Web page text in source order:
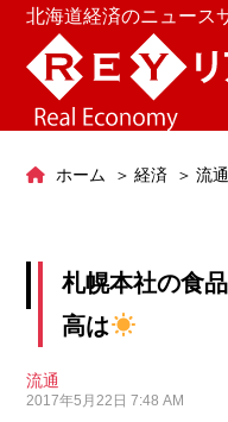
北海道経済のニュース
ホーム 経済 流通
札幌本社の食
高は
流通
2017年5月22日 7:48 AM